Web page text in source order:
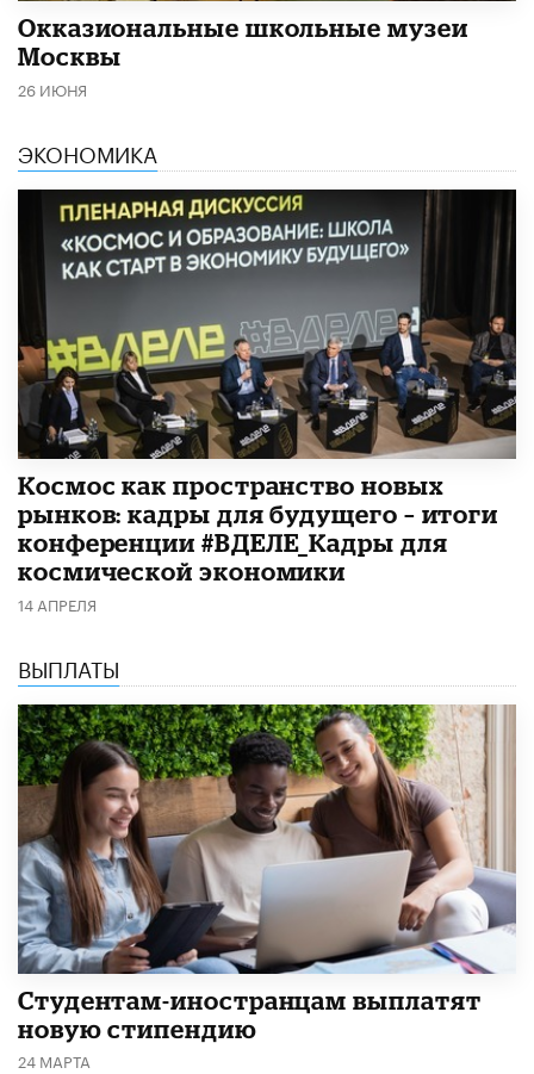
​Окказиональные школьные музеи
Москвы
26 ИЮНЯ
ЭКОНОМИКА
Космос как пространство новых
рынков: кадры для будущего – итоги
конференции #ВДЕЛЕ_Кадры для
космической экономики
14 АПРЕЛЯ
ВЫПЛАТЫ
Студентам-иностранцам выплатят
новую стипендию
24 МАРТА